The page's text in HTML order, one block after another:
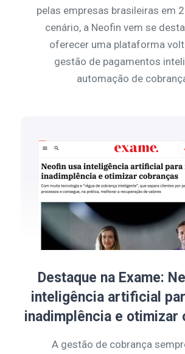
pelas empresas brasileiras em
cenário, a Neofin vem se
oferecer uma plataforma
gestão de pagamentos
automação de
Destaque na Exame:
inteligência artificial
inadimplência e otimizar
A gestão de cobrança